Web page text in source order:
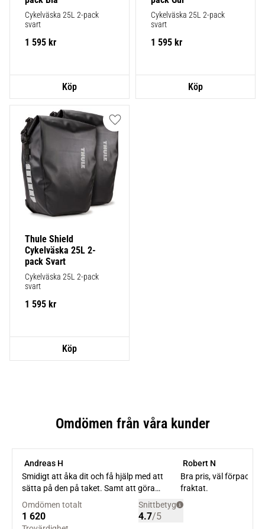
Cykelväska 25L 2-pack
svart
1 595 kr
Cykelväska 25L 2-pack
svart
1 595 kr
Thule Shield
Cykelväska 25L 2-
pack Svart
Cykelväska 25L 2-pack
svart
1 595 kr
Lägg till i favoriter